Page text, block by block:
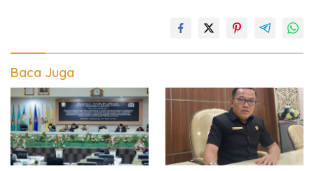
Baca Juga